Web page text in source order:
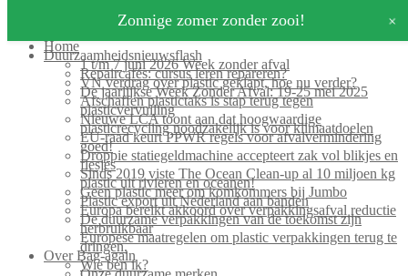
Home
Duurzaamheidsnieuwsflash
1 t/m 7 juni 2026 Week zonder afval
Repaircafés: cursus leren repareren?
VN verdrag over plastic geklapt, hoe nu verder?
De jaarlijkse Week Zonder Afval: 19-25 mei 2025
Afschaffen plastictaks is stap terug tegen
plasticvervuiling
Nieuwe LCA toont aan dat hoogwaardige
plasticrecycling noodzakelijk is voor klimaatdoelen
EU-raad keurt PPWR regels voor afvalvermindering
goed!
Droppie statiegeldmachine accepteert zak vol blikjes en
flesjes
Sinds 2019 viste The Ocean Clean-up al 10 miljoen kg
plastic uit rivieren en oceanen!
Geen plastic meer om komkommers bij Jumbo
Plastic export uit Nederland aan banden
Europa bereikt akkoord over verpakkingsafval reductie
De duurzame verpakkingen van de toekomst zijn
herbruikbaar
Europese maatregelen om plastic verpakkingen terug te
dringen.
Over Bag-again
Wie ben ik?
Zonnige zomer zonder zooi! +